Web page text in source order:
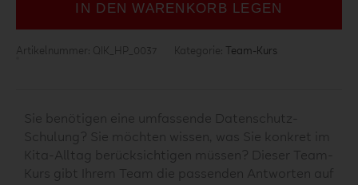
IN DEN WARENKORB LEGEN
Artikelnummer: QIK_HP_0037 Kategorie: Team-Kurs
Sie benötigen eine umfassende Datenschutz-
Schulung? Sie möchten wissen, was Sie konkret im
Kita-Alltag berücksichtigen müssen? Dieser Team-
Kurs gibt Ihrem Team die passenden Antworten auf